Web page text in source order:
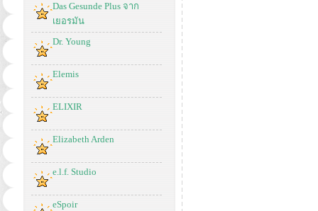
Das Gesunde Plus จาก
เยอรมัน
Dr. Young
Elemis
ELIXIR
Elizabeth Arden
e.l.f. Studio
eSpoir